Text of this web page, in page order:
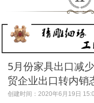
项目服务
企业规模
企业资质
5月份家具出口减
贸企业出口转内销
创建时间： 2020年6月19日